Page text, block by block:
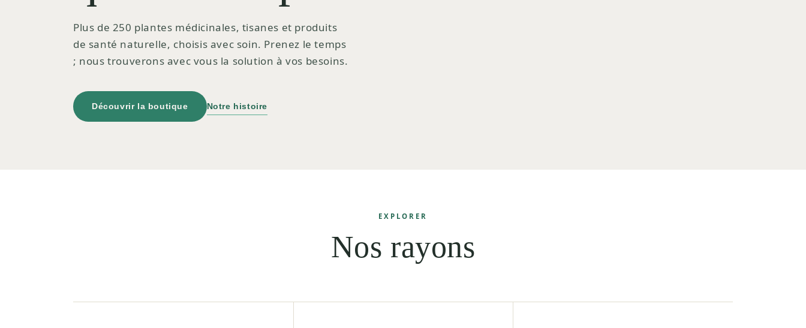
Plus de 250 plantes médicinales, tisanes et produits
de santé naturelle, choisis avec soin. Prenez le temps
; nous trouverons avec vous la solution à vos besoins.
Découvrir la boutique Notre histoire
EXPLORER
Nos rayons